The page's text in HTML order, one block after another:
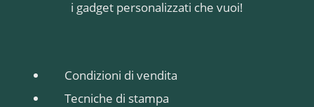
i gadget personalizzati che vuoi!
Condizioni di vendita
Tecniche di stampa